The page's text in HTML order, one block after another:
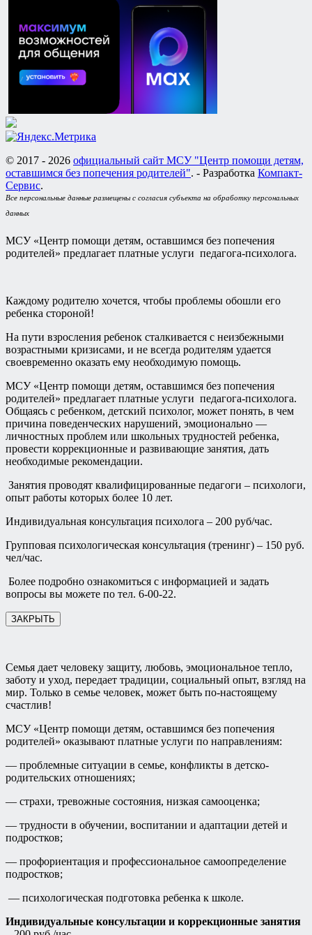
© 2017 - 2026 официальный сайт МСУ "Центр помощи детям,
оставшимся без попечения родителей". - Разработка Компакт-
Сервис.
Все персональные данные размещены с согласия субъекта на обработку персональных
данных
МСУ «Центр помощи детям, оставшимся без попечения
родителей» предлагает платные услуги педагога-психолога.
Каждому родителю хочется, чтобы проблемы обошли его
ребенка стороной!
На пути взросления ребенок сталкивается с неизбежными
возрастными кризисами, и не всегда родителям удается
своевременно оказать ему необходимую помощь.
МСУ «Центр помощи детям, оставшимся без попечения
родителей» предлагает платные услуги педагога-психолога.
Общаясь с ребенком, детский психолог, может понять, в чем
причина поведенческих нарушений, эмоционально —
личностных проблем или школьных трудностей ребенка,
провести коррекционные и развивающие занятия, дать
необходимые рекомендации.
Занятия проводят квалифицированные педагоги – психологи,
опыт работы которых более 10 лет.
Индивидуальная консультация психолога – 200 руб/час.
Групповая психологическая консультация (тренинг) – 150 руб.
чел/час.
Более подробно ознакомиться с информацией и задать
вопросы вы можете по тел. 6-00-22.
ЗАКРЫТЬ
Семья дает человеку защиту, любовь, эмоциональное тепло,
заботу и уход, передает традиции, социальный опыт, взгляд на
мир. Только в семье человек, может быть по-настоящему
счастлив!
МСУ «Центр помощи детям, оставшимся без попечения
родителей» оказывают платные услуги по направлениям:
— проблемные ситуации в семье, конфликты в детско-
родительских отношениях;
— страхи, тревожные состояния, низкая самооценка;
— трудности в обучении, воспитании и адаптации детей и
подростков;
— профориентация и профессиональное самоопределение
подростков;
— психологическая подготовка ребенка к школе.
Индивидуальные консультации и коррекционные занятия